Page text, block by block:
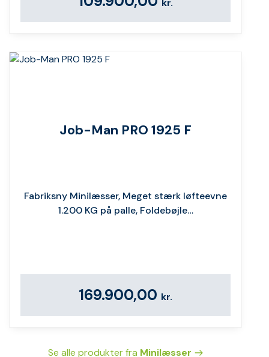
kr.
Job-Man PRO 1925 F
Fabriksny Minilæsser, Meget stærk løfteevne
1.200 KG på palle, Foldebøjle…
169.900,00 kr.
Se alle produkter fra Minilæsser